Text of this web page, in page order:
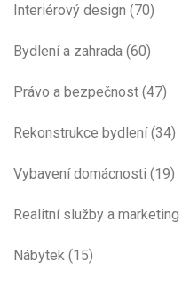
Interiérový design (70)
Bydlení a zahrada (60)
Právo a bezpečnost (47)
Rekonstrukce bydlení(34)
Vybavení domácnosti (19)
Realitní služby a marketing
Nábytek (15)